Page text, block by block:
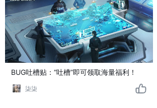
BUG吐槽贴：“吐槽”即可领取海量福利！
柒柒